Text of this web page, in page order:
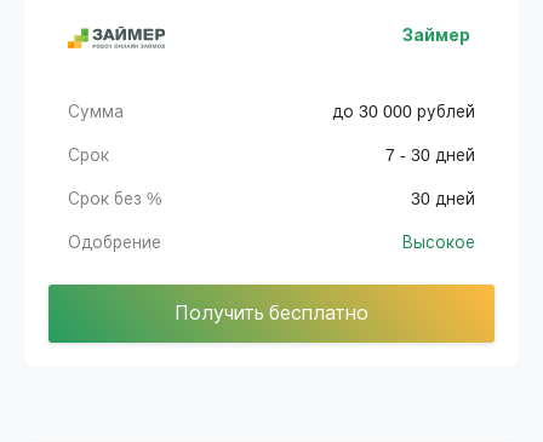
Займер
Сумма до 30 000 рублей
Срок 7 - 30 дней
Срок без % 30 дней
Одобрение Высокое
Получить бесплатно